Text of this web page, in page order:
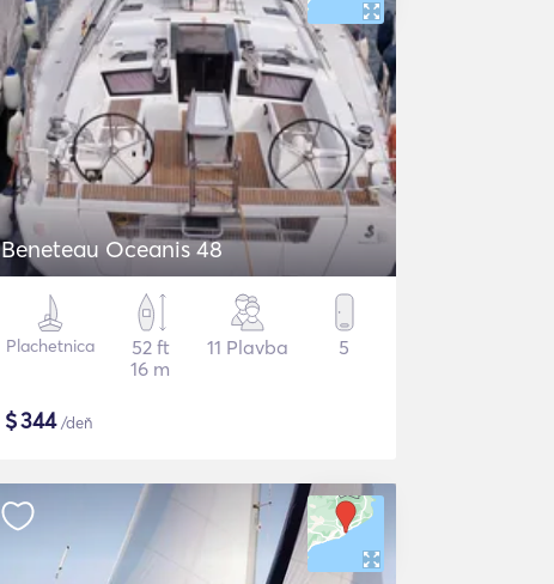
Beneteau Oceanis 48
Plachetnica
52 ft
16 m
11 Plavba 5
$344/deň